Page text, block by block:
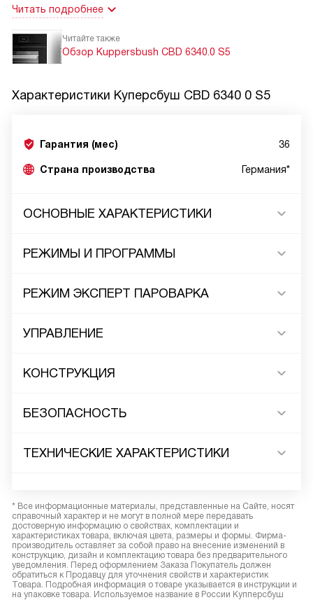
Читать подробнее
Читайте также
Обзор Kuppersbush CBD 6340.0 S5
Характеристики Куперсбуш CBD 6340 0 S5
Гарантия (мес) 36
Страна производства Германия*
ОСНОВНЫЕ ХАРАКТЕРИСТИКИ
РЕЖИМЫ И ПРОГРАММЫ
РЕЖИМ ЭКСПЕРТ ПАРОВАРКА
УПРАВЛЕНИЕ
КОНСТРУКЦИЯ
БЕЗОПАСНОСТЬ
ТЕХНИЧЕСКИЕ ХАРАКТЕРИСТИКИ
* Все информационные материалы, представленные на Сайте, носят
справочный характер и не могут в полной мере передавать
достоверную информацию о свойствах, комплектации и
характеристиках товара, включая цвета, размеры и формы. Фирма-
производитель оставляет за собой право на внесение изменений в
конструкцию, дизайн и комплектацию товара без предварительного
уведомления. Перед оформлением Заказа Покупатель должен
обратиться к Продавцу для уточнения свойств и характеристик
Товара. Подробная информация о товаре указывается в инструкции и
на упаковке товара. Используемое название в России Купперсбуш